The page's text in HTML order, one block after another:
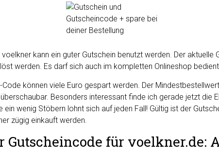
kann ein guter Gutschein benutzt werden. Der aktuelle
werden. Es darf sich auch im kompletten Onlineshop
Code können viele Euro gespart werden. Der
Besonders interessant finde ich gerade jetzt die
ein wenig Stöbern lohnt sich auf jeden Fall! Gültig ist der
zügig einkauft werden.
Gutscheincode für voelkner.de: